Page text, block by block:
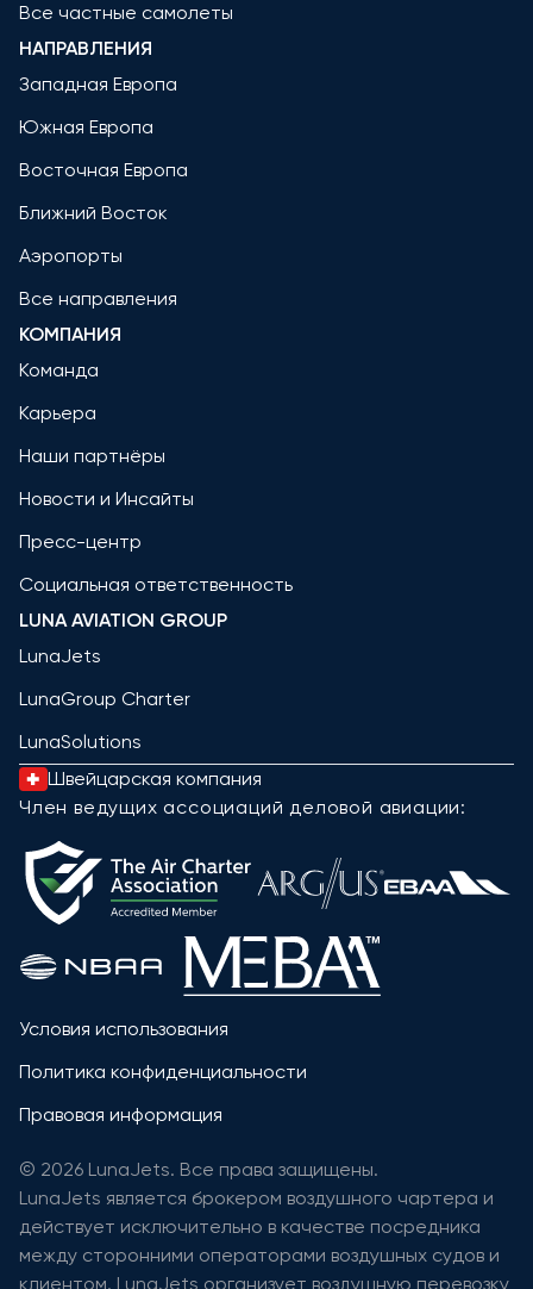
Все частные самолеты
НАПРАВЛЕНИЯ
Западная Европа
Южная Европа
Восточная Европа
Ближний Восток
Аэропорты
Все направления
КОМПАНИЯ
Команда
Карьера
Наши партнёры
Новости и Инсайты
Пресс-центр
Социальная ответственность
LUNA AVIATION GROUP
LunaJets
LunaGroup Charter
LunaSolutions
Швейцарская компания
Член ведущих ассоциаций деловой авиации:
Условия использования
Политика конфиденциальности
Правовая информация
© 2026 LunaJets. Все права защищены.
LunaJets является брокером воздушного чартера и
действует исключительно в качестве посредника
между сторонними операторами воздушных судов и
клиентом. LunaJets организует воздушную перевозку